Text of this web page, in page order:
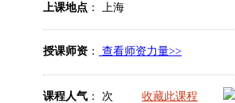
上课地点 ： 上海
授课师资 ： 查看师资力量>>
课程人气 ： 次 收藏此课程